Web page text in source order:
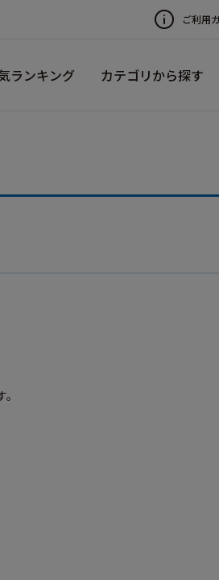
ご利用
ランキング カテゴリから探す